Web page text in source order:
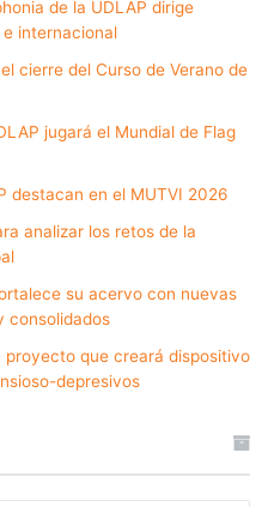
de la UDLAP dirige
internacional
cierre del Curso de Verano de
jugará el Mundial de Flag
destacan en el MUTVI 2026
analizar los retos de la
su acervo con nuevas
consolidados
proyecto que creará dispositivo
depresivos